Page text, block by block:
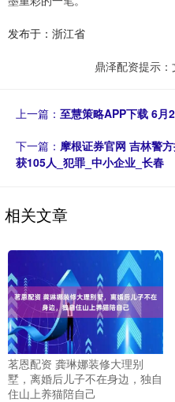
发布于：浙江省
鼎泽配资提示：
上一篇： 至慧策略APP下载 6月
下一篇： 摩根证券官网 吉林警
获105人_犯罪_中小企业_长春
相关文章
茗恩配资 龚琳娜装修大理别
墅，离婚后儿子不在身边，独自
住山上养猫陪自己